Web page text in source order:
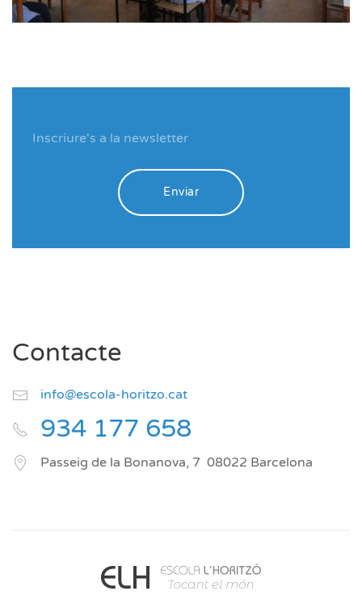
Enviar
Contacte
info@escola-horitzo.cat
934 177 658
Passeig de la Bonanova, 7 08022 Barcelona